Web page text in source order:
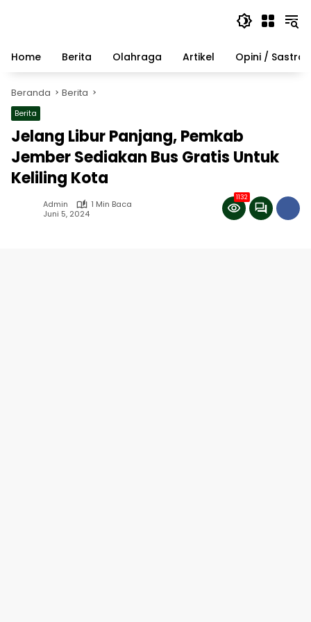
Home
Berita Olahraga Artikel Opini / Sastra
Beranda Berita
Berita
Jelang Libur Panjang, Pemkab
Jember Sediakan Bus Gratis Untuk
Keliling Kota
Admin
1 Min Baca
Juni 5, 2024
1132